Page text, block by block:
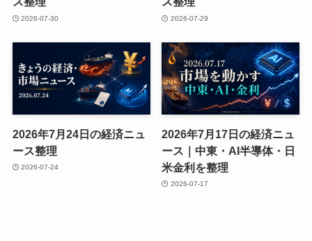
2026-07-30 2026-07-29
2026年7月24日の経済ニュ
ース整理
2026-07-24
2026年7月17日の経済ニュ
ース｜中東・AI半導体・日
米金利を整理
2026-07-17